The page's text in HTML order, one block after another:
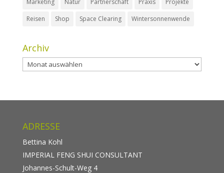
Marketing
Natur Partnerschaft Praxis
Projekte
Reisen
Shop Space Clearing Wintersonnenwende
Archiv
Archiv
ADRESSE
Bettina Kohl
IMPERIAL FENG SHUI CONSULTANT
Johannes-Schult-Weg 4